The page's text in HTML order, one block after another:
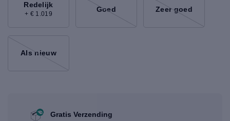
Redelijk
+ € 1.019
Goed Zeer goed
Als nieuw
Gratis Verzending